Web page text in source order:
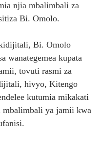
njia mbalimbali za
Bi. Omolo.
Bi. Omolo
wanategemea kupata
tovuti rasmi za
hivyo, Kitengo
kutumia mikakati
mbalimbali ya jamii kwa